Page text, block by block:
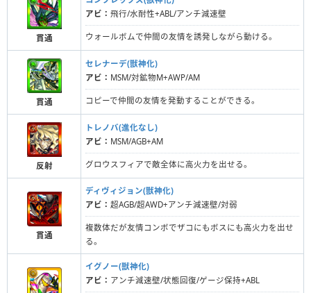
貫通
アビ： 飛行/水耐性+ABL/アンチ減速壁
ウォールボムで仲間の友情を誘発しながら動ける。
貫通
セレナーデ(獣神化)
アビ： MSM/対鉱物M+AWP/AM
コピーで仲間の友情を発動することができる。
反射
トレノバ(進化なし)
アビ： MSM/AGB+AM
グロウスフィアで敵全体に高火力を出せる。
貫通
ディヴィジョン(獣神化)
アビ： 超AGB/超AWD+アンチ減速壁/対弱
複数体だが友情コンボでザコにもボスにも高火力を出せ
る。
イグノー(獣神化)
アビ： アンチ減速壁/状態回復/ゲージ保持+ABL